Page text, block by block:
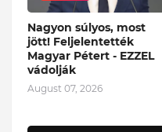
Nagyon súlyos, most
jött! Feljelentették
Magyar Pétert - EZZEL
vádolják
August 07, 2026